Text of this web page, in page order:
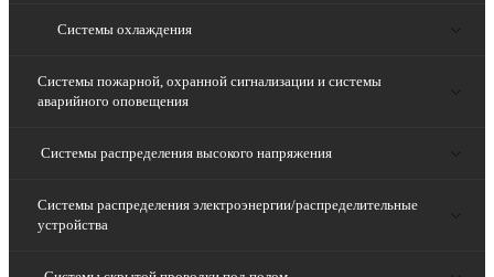
Системы охлаждения
Системы пожарной, охранной сигнализации и системы
аварийного оповещения
Системы распределения высокого напряжения
Системы распределения электроэнергии/распределительные
устройства